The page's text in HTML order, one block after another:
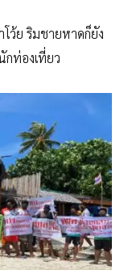
ว้ย ริมชายหาดก็ยัง
กท่องเที่ยว